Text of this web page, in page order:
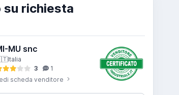
su richiesta
MU snc
Italia
3
1
scheda venditore